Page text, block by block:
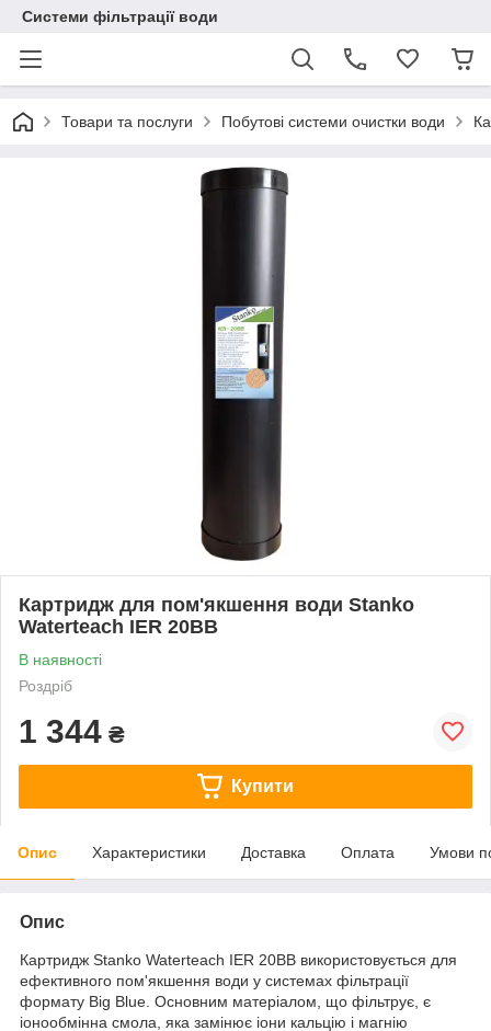
Системи фільтрації води
Товари та послуги Побутові системи очистки води
Картридж для пом'якшення води Stanko
Waterteach IER 20BB
В наявності
Роздріб
1 344 ₴
Купити
Опис Характеристики Доставка Оплата Умови
Опис
Картридж Stanko Waterteach IER 20BB використовується для
ефективного пом'якшення води у системах фільтрації
формату Big Blue. Основним матеріалом, що фільтрує, є
іонообмінна смола, яка замінює іони кальцію і магнію